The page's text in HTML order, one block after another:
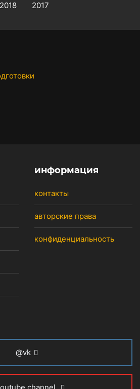
2018 2017
информация
контакты
авторские права
конфиденциальность
@vk